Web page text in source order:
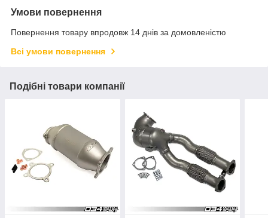
Умови повернення
Повернення товару впродовж 14 днів за домовленістю
Всі умови повернення
Подібні товари компанії